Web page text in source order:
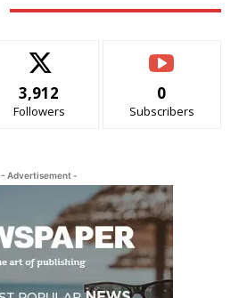
3,912
Followers
0
Subscribers
- Advertisement -